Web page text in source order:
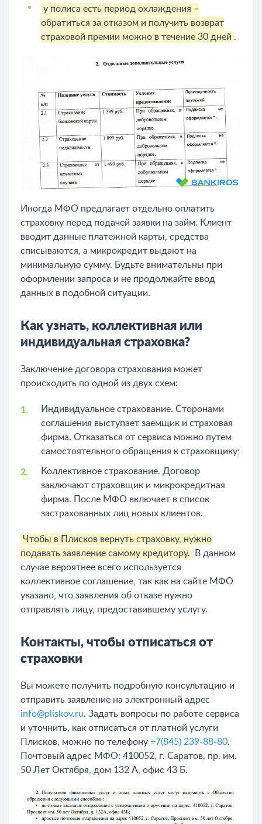
у полиса есть период охлаждения –
обратиться за отказом и получить возврат
страховой премии можно в течение 30 дней .
Иногда МФО предлагает отдельно оплатить
страховку перед подачей заявки на займ. Клиент
вводит данные платежной карты, средства
списываются, а микрокредит выдают на
минимальную сумму. Будьте внимательны при
оформлении запроса и не продолжайте ввод
данных в подобной ситуации.
Как узнать, коллективная или
индивидуальная страховка?
Заключение договора страхования может
происходить по одной из двух схем:
Индивидуальное страхование. Сторонами
соглашения выступает заемщик и страховая
фирма. Отказаться от сервиса можно путем
самостоятельного обращения к страховщику;
Коллективное страхование. Договор
заключают страховщик и микрокредитная
фирма. После МФО включает в список
застрахованных лиц новых клиентов.
Чтобы в Плисков вернуть страховку, нужно
подавать заявление самому кредитору.
В данном
случае вероятнее всего используется
коллективное соглашение, так как на сайте МФО
указано, что заявления об отказе нужно
отправлять лицу, предоставившему услугу.
Контакты, чтобы отписаться от
страховки
Вы можете получить подробную консультацию и
отправить заявление на электронный адрес
info@pliskov.ru. Задать вопросы по работе сервиса
и уточнить, как отписаться от платной услуги
Плисков, можно по телефону +7(845) 239-88-80.
Почтовый адрес МФО: 410052, г. Саратов, пр. им.
50 Лет Октября, дом 132 А, офис 43 Б.